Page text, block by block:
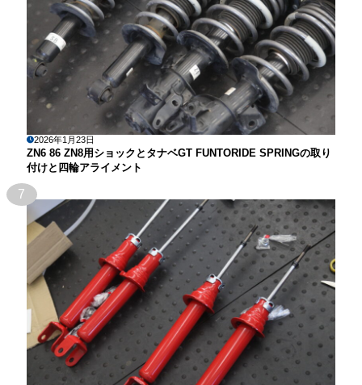
2026年1月23日
ZN6 86 ZN8用ショックとタナベGT FUNTORIDE SPRINGの取り
付けと四輪アライメント
7